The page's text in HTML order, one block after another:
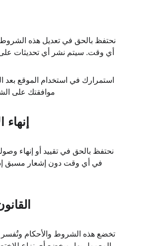
نحتفظ بالحق في تعديل هذه
أي وقت. سيتم نشر أي تحديثات
استمرارك في استخدام الموقع بعد
موافقتك على
نحتفظ بالحق في تقييد أو إنهاء
في أي وقت دون إشعار مسبق
تخضع هذه الشروط والأحكام وتُفسر